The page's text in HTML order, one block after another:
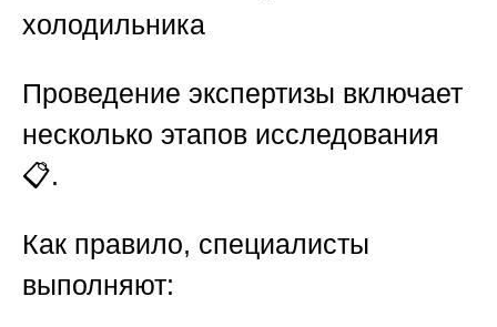
холодильника
Проведение экспертизы включает
несколько этапов исследования
📋.
Как правило, специалисты
выполняют: